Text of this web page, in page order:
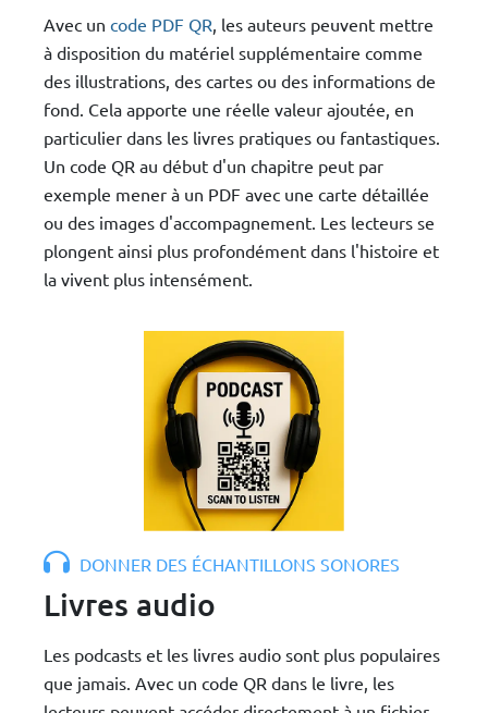
Avec un code PDF QR , les auteurs peuvent mettre
à disposition du matériel supplémentaire comme
des illustrations, des cartes ou des informations de
fond. Cela apporte une réelle valeur ajoutée, en
particulier dans les livres pratiques ou fantastiques.
Un code QR au début d'un chapitre peut par
exemple mener à un PDF avec une carte détaillée
ou des images d'accompagnement. Les lecteurs se
plongent ainsi plus profondément dans l'histoire et
la vivent plus intensément.
DONNER DES ÉCHANTILLONS SONORES
Livres audio
Les podcasts et les livres audio sont plus populaires
que jamais. Avec un code QR dans le livre, les